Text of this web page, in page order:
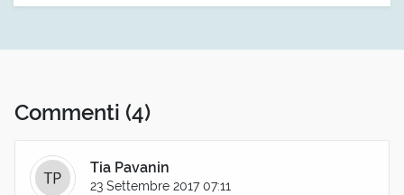
Commenti (4)
Tia Pavanin
23 Settembre 2017 07:11